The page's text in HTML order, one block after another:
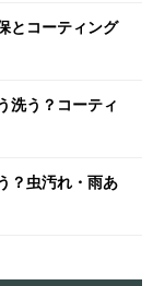
とコーティング
洗う？コーティ
？虫汚れ・雨あ